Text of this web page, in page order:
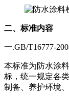
二、标准内容
一.GB/T16777-
本标准为防水涂
标，统一规定各
制备、养护环境